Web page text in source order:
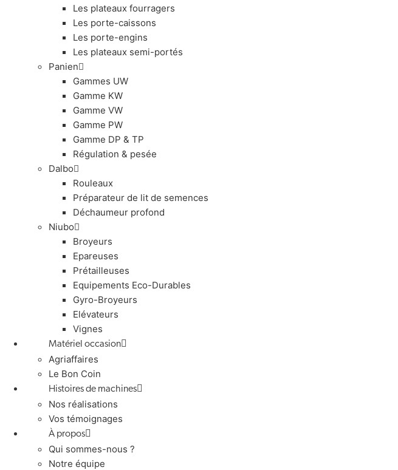
Les plateaux fourragers
Les porte-caissons
Les porte-engins
Les plateaux semi-portés
Panien
Gammes UW
Gamme KW
Gamme VW
Gamme PW
Gamme DP & TP
Régulation & pesée
Dalbo
Rouleaux
Préparateur de lit de semences
Déchaumeur profond
Niubo
Broyeurs
Epareuses
Prétailleuses
Equipements Eco-Durables
Gyro-Broyeurs
Elévateurs
Vignes
Matériel occasion
Agriaffaires
Le Bon Coin
Histoires de machines
Nos réalisations
Vos témoignages
À propos
Qui sommes-nous ?
Notre équipe